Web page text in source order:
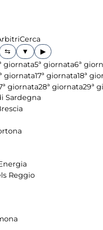
Cerca
▶
giornata5ª giornata6ª
giornata17ª giornata18ª
giornata28ª giornata29ª
Sardegna
Reggio